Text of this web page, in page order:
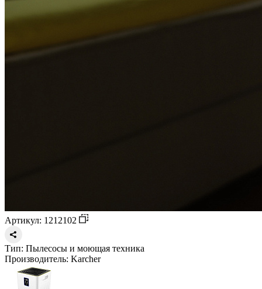
Артикул: 1212102
Тип: Пылесосы и моющая техника
Производитель: Karcher